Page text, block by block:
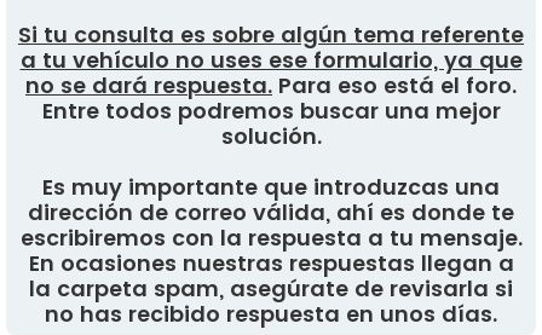
Si tu consulta es sobre algún tema referente
a tu vehículo no uses ese formulario, ya que
no se dará respuesta. Para eso está el foro.
Entre todos podremos buscar una mejor
solución.
Es muy importante que introduzcas una
dirección de correo válida, ahí es donde te
escribiremos con la respuesta a tu mensaje.
En ocasiones nuestras respuestas llegan a
la carpeta spam, asegúrate de revisarla si
no has recibido respuesta en unos días.